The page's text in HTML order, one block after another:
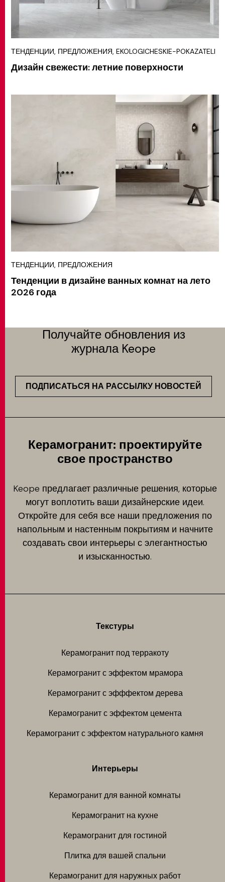
ТЕНДЕНЦИИ, ПРЕДЛОЖЕНИЯ, EKOLOGICHESKIE-POKAZATELI
Дизайн свежести: летние поверхности
ТЕНДЕНЦИИ, ПРЕДЛОЖЕНИЯ
Тенденции в дизайне ванных комнат на лето
2026 года
Получайте обновления из
журнала Keope
ПОДПИСАТЬСЯ НА РАССЫЛКУ НОВОСТЕЙ
Керамогранит: проектируйте
свое пространство
Keope предлагает различные решения, которые
могут воплотить ваши дизайнерские идеи.
Откройте для себя все наши предложения по
напольным и настенным покрытиям и начните
создавать свои интерьеры с элегантностью
и изысканностью.
Текстуры
Керамогранит под терракоту
Керамогранит с эффектом мрамора
Керамогранит с эфффектом дерева
Керамогранит с эффектом цемента
Керамогранит с эффектом натурального камня
Интерьеры
Керамогранит для ванной комнаты
Керамогранит на кухне
Керамогранит для гостиной
Плитка для вашей спальни
Керамогранит для наружных работ